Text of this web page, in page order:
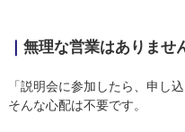
｜ 無理な営業はありませ
「説明会に参加したら、申し
そんな心配は不要です。